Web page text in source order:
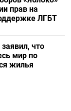
прав на
ЛГБТ
что
мир по
жилья